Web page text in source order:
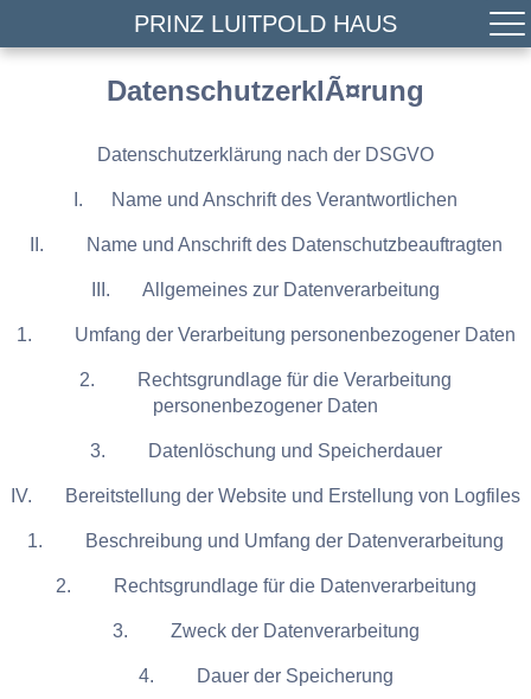
PRINZ LUITPOLD HAUS
DatenschutzerklÃ¤rung
Datenschutzerklärung nach der DSGVO
I. Name und Anschrift des Verantwortlichen
II. Name und Anschrift des Datenschutzbeauftragten
III. Allgemeines zur Datenverarbeitung
1. Umfang der Verarbeitung personenbezogener Daten
2. Rechtsgrundlage für die Verarbeitung
personenbezogener Daten
3. Datenlöschung und Speicherdauer
IV. Bereitstellung der Website und Erstellung von Logfiles
1. Beschreibung und Umfang der Datenverarbeitung
2. Rechtsgrundlage für die Datenverarbeitung
3. Zweck der Datenverarbeitung
4. Dauer der Speicherung